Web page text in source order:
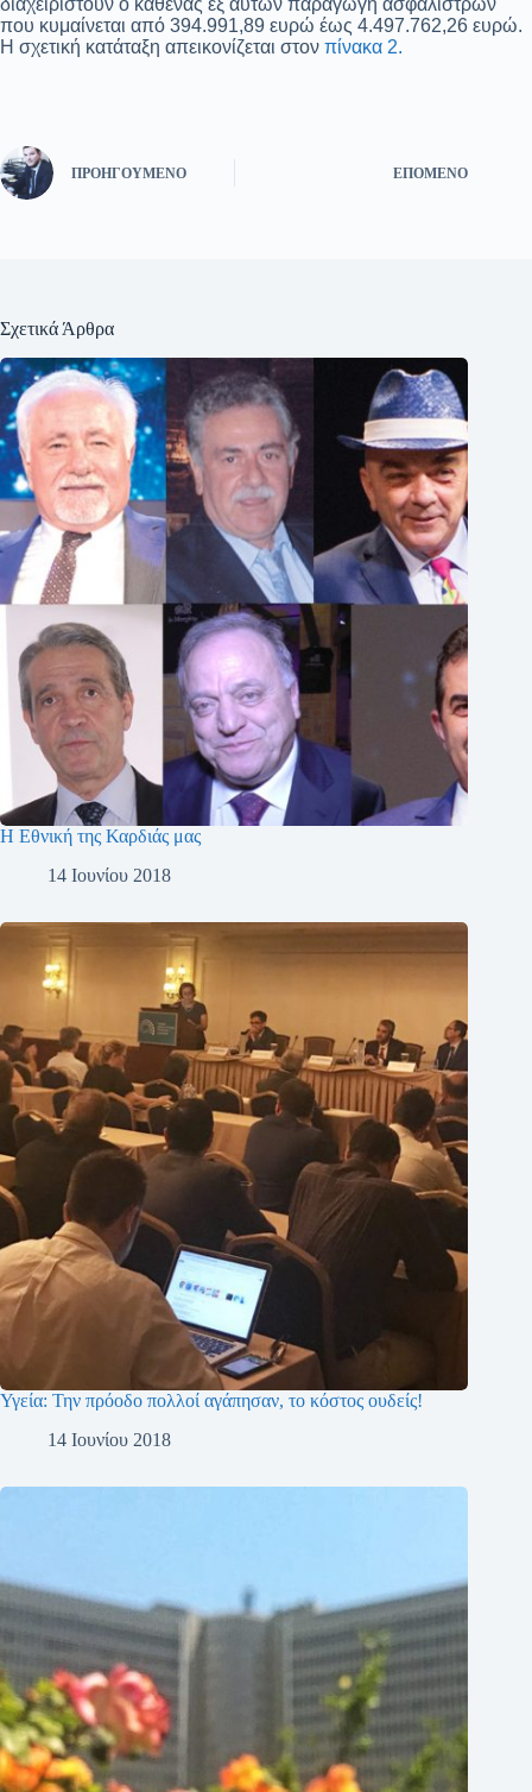
που κυμαίνεται από 394.991,89 ευρώ έως 4.497.762,26 ευρώ.
Η σχετική κατάταξη απεικονίζεται στον πίνακα 2.
ΠΡΟΗΓΟΎΜΕΝΟ ΕΠΌΜΕΝΟ
Σχετικά Άρθρα
Η Εθνική της Καρδιάς μας
14 Ιουνίου 2018
Υγεία: Την πρόοδο πολλοί αγάπησαν, το κόστος ουδείς!
14 Ιουνίου 2018